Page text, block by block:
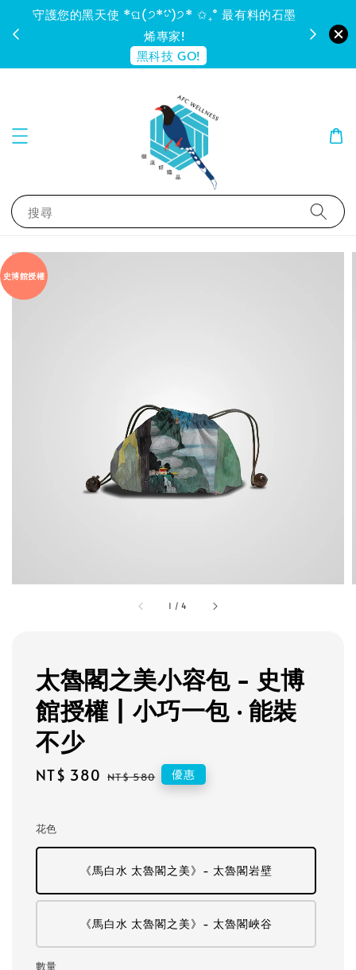
守護您的黑天使 *ଘ(੭*ˊᵕˋ)੭* ✩₊˚ 最有料的石墨
烯專家!
黑科技 GO!
搜尋
1 /4
史博館授權
太魯閣之美小容包 - 史博
館授權 | 小巧一包 ‧ 能裝
不少
Sale
NT$ 380 Regular
NT$ 580 優惠
花色
《馬白水 太魯閣之美》- 太魯閣岩壁
《馬白水 太魯閣之美》- 太魯閣峽谷
數量